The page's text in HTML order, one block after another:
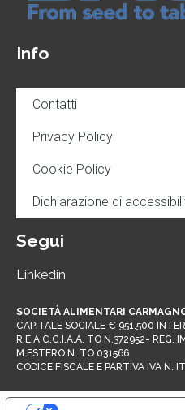
Info
Contatti
Privacy Policy
Cookie Policy
Dichiarazione di
Segui
Linkedin
SOCIETÀ ALIMENTARI
CAPITALE SOCIALE € 951.500
R.E.A C.C.I.A.A. TO N.372952- REG.
M.ESTERO N. TO 031566
CODICE FISCALE E PARTIVA IVA N.